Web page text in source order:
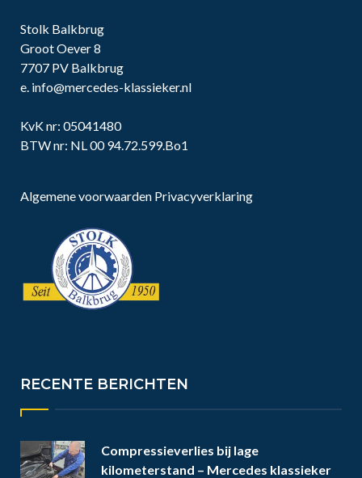
Stolk Balkbrug
Groot Oever 8
7707 PV Balkbrug
e. info@mercedes-klassieker.nl
KvK nr: 05041480
BTW nr: NL 00 94.72.599.Bo1
Algemene voorwaarden Privacyverklaring
RECENTE BERICHTEN
Compressieverlies bij lage
kilometerstand – Mercedes klassieker